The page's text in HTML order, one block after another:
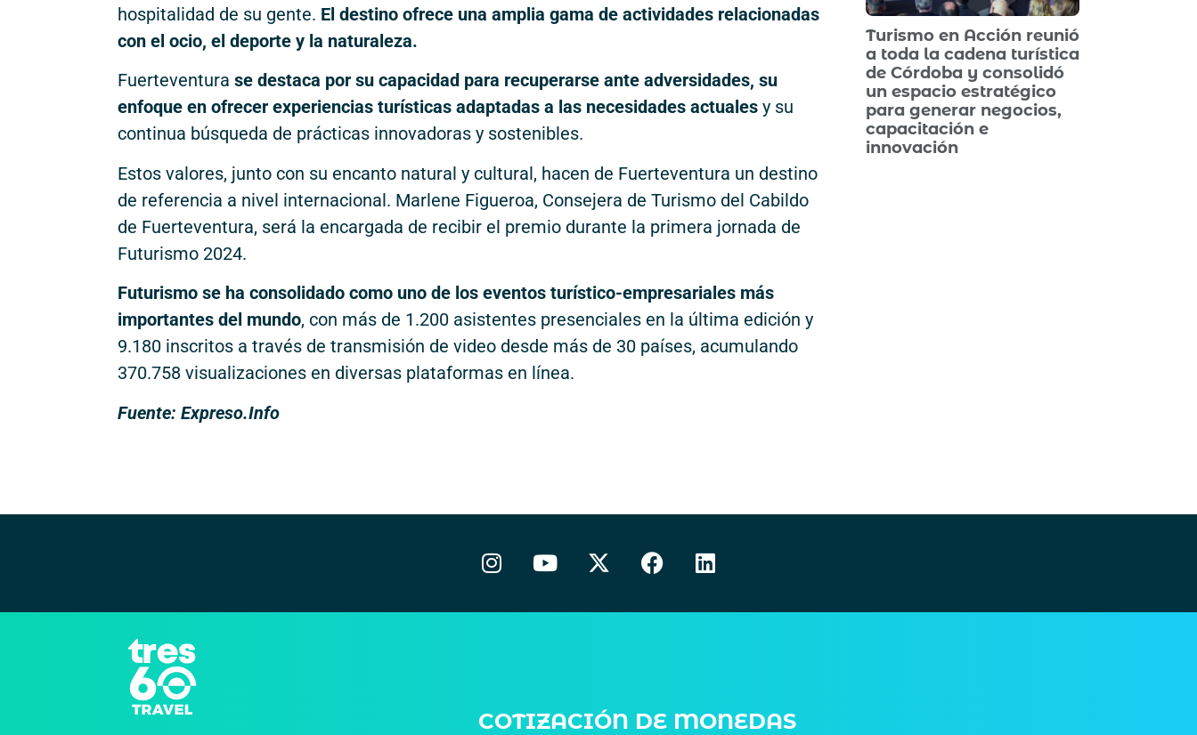
hospitalidad de su gente. El destino ofrece una amplia gama de actividades relacionadas
con el ocio, el deporte y la naturaleza.
Fuerteventura se destaca por su capacidad para recuperarse ante adversidades, su
enfoque en ofrecer experiencias turísticas adaptadas a las necesidades actuales y su
continua búsqueda de prácticas innovadoras y sostenibles.
Estos valores, junto con su encanto natural y cultural, hacen de Fuerteventura un destino
de referencia a nivel internacional. Marlene Figueroa, Consejera de Turismo del Cabildo
de Fuerteventura, será la encargada de recibir el premio durante la primera jornada de
Futurismo 2024.
Futurismo se ha consolidado como uno de los eventos turístico-empresariales más
importantes del mundo, con más de 1.200 asistentes presenciales en la última edición y
9.180 inscritos a través de transmisión de video desde más de 30 países, acumulando
370.758 visualizaciones en diversas plataformas en línea.
Fuente: Expreso.Info
Turismo en Acción reunió
a toda la cadena turística
de Córdoba y consolidó
un espacio estratégico
para generar negocios,
capacitación e
innovación
COTIZACIÓN DE MONEDAS